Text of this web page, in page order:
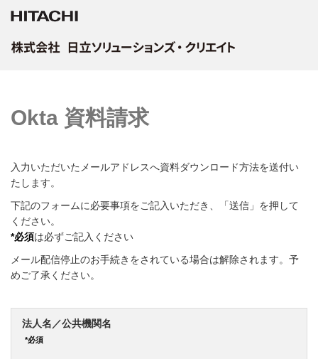
Okta 資料請求
入力いただいたメールアドレスへ資料ダウンロード方法を送付い
たします。
下記のフォームに必要事項をご記入いただき、
「送信」 を押して
ください。
*必須は必ずご記入ください
メール配信停止のお手続きをされている場合は解除されます。予
めご了承ください。
法人名／公共機関名